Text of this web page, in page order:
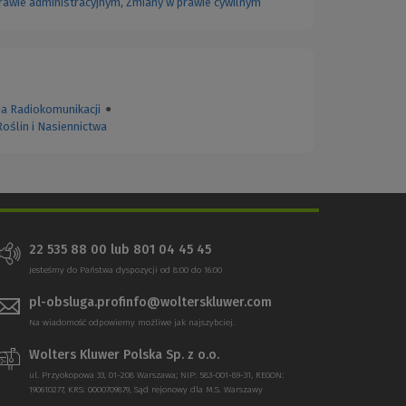
Radiokomunikacji ●
i Nasiennictwa
22 535 88 00 lub 801 04 45 45
Jesteśmy do Państwa dyspozycji od 8:00 do 16:00
pl-obsluga.profinfo@wolterskluwer.com
Na wiadomość odpowiemy możliwe jak najszybciej.
Wolters Kluwer Polska Sp. z o.o.
ul. Przyokopowa 33, 01-208 Warszawa; NIP: 583-001-89-31, REGON:
190610277, KRS: 0000709879, Sąd rejonowy dla M.S. Warszawy